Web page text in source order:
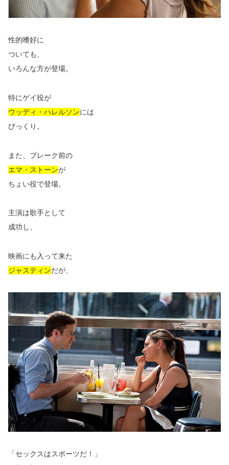
性的嗜好に
ついても、
いろんな方が登場。
特にゲイ役が
ウッディ・ハレルソンには
びっくり。
また、ブレーク前の
エマ・ストーンが
ちょい役で登場。
主演は歌手として
成功し、
映画にも入って来た
ジャスティンだが、
「セックスはスポーツだ！」